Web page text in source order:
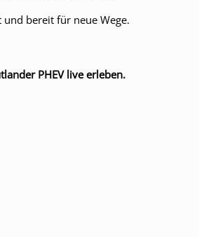
bereit für neue Wege.
PHEV live erleben.